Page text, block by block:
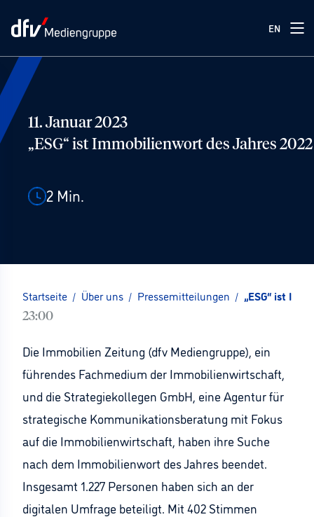
EN
11. Januar 2023
„ESG“ ist Immobilienwort des Jahres 2022
2 Min.
Startseite / Über uns / Pressemitteilungen / „ESG“ ist
23:00
Die Immobilien Zeitung (dfv Mediengruppe), ein
führendes Fachmedium der Immobilienwirtschaft,
und die Strategiekollegen GmbH, eine Agentur für
strategische Kommunikationsberatung mit Fokus
auf die Immobilienwirtschaft, haben ihre Suche
nach dem Immobilienwort des Jahres beendet.
Insgesamt 1.227 Personen haben sich an der
digitalen Umfrage beteiligt. Mit 402 Stimmen